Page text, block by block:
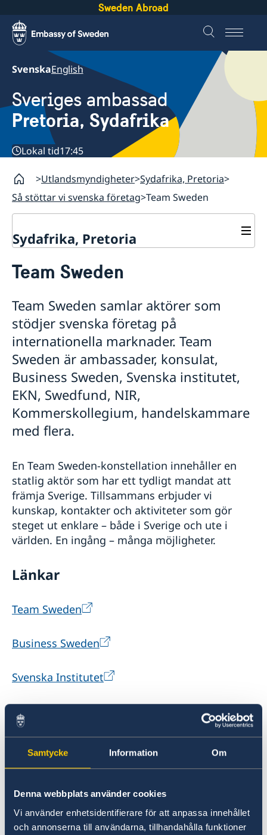
Samtycke Information Om
Denna webbplats använder cookies
Vi använder enhetsidentifierare för att anpassa innehållet
och annonserna till användarna, tillhandahålla funktioner
Sweden Abroad
SvenskaEnglish
Sveriges ambassad
Pretoria, Sydafrika
Lokal tid17:45
Utlandsmyndigheter Sydafrika, Pretoria
Så stöttar vi svenska företag Team Sweden
Sydafrika, Pretoria
Om oss
Sverige i Windhoek, Namibia
GDPR
Vi är en resurs för svenska företag
Team Sweden
Så kan du få stöd
Svenska företag i Sydafrika
Anmäl handelshinder
Aktuellt
Nyheter
Aktuella konsulära händelser Sydafrika
Lediga Tjänster
Team Sweden
Team Sweden samlar aktörer som
stödjer svenska företag på
internationella marknader. Team
Sweden är ambassader, konsulat,
Business Sweden, Svenska institutet,
EKN, Swedfund, NIR,
Kommerskollegium, handelskammare
med flera.
En Team Sweden-konstellation innehåller en
statlig aktör som har ett tydligt mandat att
främja Sverige. Tillsammans erbjuder vi
kunskap, kontakter och aktiviteter som gör
steget ut enklare – både i Sverige och ute i
världen. En ingång – många möjligheter.
Länkar
Team Sweden
Business Sweden
Svenska Institutet
EKN
Kommerskollegium